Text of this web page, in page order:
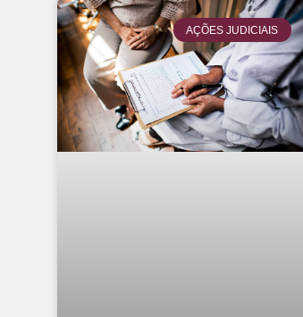
AÇÕES JUDICIAIS